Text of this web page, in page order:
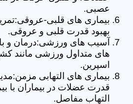
عصبی.
بیماری های قلبی-
بهبود قدرت قلبی و عروقی.
آسیب های ورزشی:درمان و
های متداول ورزشی مانند
اسپرین.
بیماری های التهابی
قدرت عضلات در بیماران با
التهاب مفاصل.